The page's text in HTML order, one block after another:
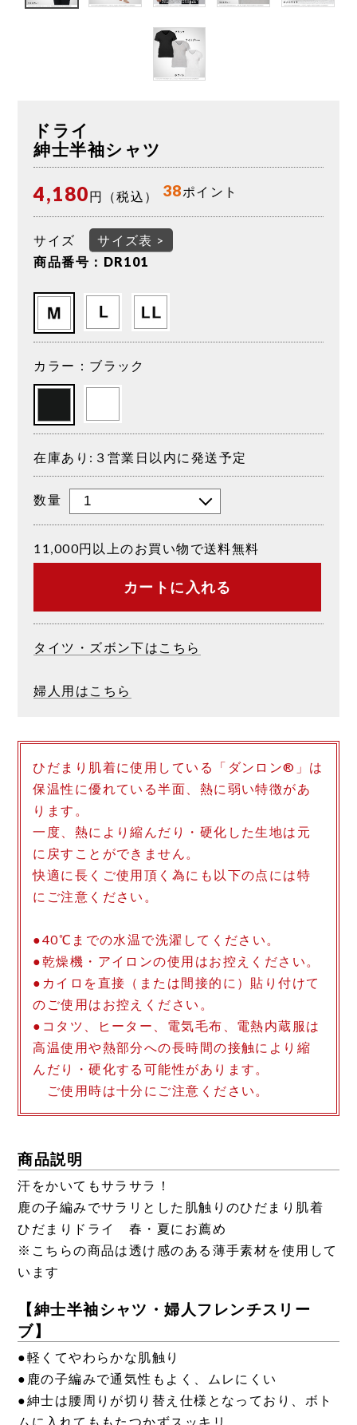
ドライ
紳士半袖シャツ
4,180円（税込） 38ポイント
サイズ
サイズ表 >
商品番号：DR101
カラー：ブラック
在庫あり:３営業日以内に発送予定
数量
11,000円以上のお買い物で送料無料
カートに入れる
タイツ・ズボン下はこちら
婦人用はこちら
ひだまり肌着に使用している「ダンロン®」は
保温性に優れている半面、熱に弱い特徴があ
ります。
一度、熱により縮んだり・硬化した生地は元
に戻すことができません。
快適に長くご使用頂く為にも以下の点には特
にご注意ください。
●40℃までの水温で洗濯してください。
●乾燥機・アイロンの使用はお控えください。
●カイロを直接（または間接的に）貼り付けて
のご使用はお控えください。
●コタツ、ヒーター、電気毛布、電熱内蔵服は
高温使用や熱部分への長時間の接触により縮
んだり・硬化する可能性があります。
ご使用時は十分にご注意ください。
商品説明
汗をかいてもサラサラ！
鹿の子編みでサラリとした肌触りのひだまり肌着
ひだまりドライ 春・夏にお薦め
※こちらの商品は透け感のある薄手素材を使用して
います
【紳士半袖シャツ・婦人フレンチスリー
ブ】
●軽くてやわらかな肌触り
●鹿の子編みで通気性もよく、ムレにくい
●紳士は腰周りが切り替え仕様となっており、ボト
ムに入れてももたつかずスッキリ